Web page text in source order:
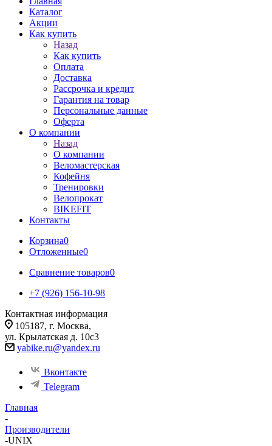
Каталог
Акции
Как купить
Назад
Как купить
Оплата
Доставка
Рассрочка и кредит
Гарантия на товар
Персональные данные
Оферта
О компании
Назад
О компании
Веломастерская
Кофейня
Тренировки
Велопрокат
BIKEFIT
Контакты
Корзина0
Отложенные0
Сравнение товаров0
+7 (926) 156-10-98
Контактная информация
105187, г. Москва,
ул. Крылатская д. 10с3
yabike.ru@yandex.ru
Вконтакте
Telegram
Главная
-
Производители
-UNIX